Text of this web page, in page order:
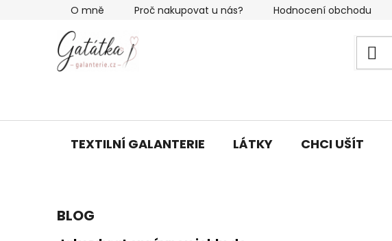
O mně Proč nakupovat u nás? Hodnocení obchodu
TEXTILNÍ GALANTERIE LÁTKY CHCI UŠÍT
o
BLOG